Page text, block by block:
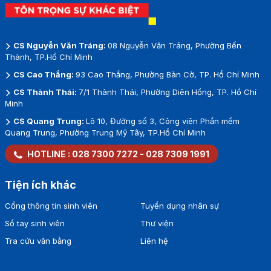
CS Nguyễn Văn Tráng: 08 Nguyễn Văn Tráng, Phường Bến
Thành, TP.Hồ Chí Minh
CS Cao Thắng: 93 Cao Thắng, Phường Bàn Cờ, TP. Hồ Chí Minh
CS Thành Thái: 7/1 Thành Thái, Phường Diên Hồng, TP. Hồ Chí
Minh
CS Quang Trung: Lô 10, Đường số 3, Công viên Phần mềm
Quang Trung, Phường Trung Mỹ Tây, TP.Hồ Chí Minh
HOTLINE : 028 7300 7272 - 028 7309 1991
Tiện ích khác
Cổng thông tin sinh viên
Sổ tay sinh viên
Tra cứu văn bằng
Tuyển dụng nhân sự
Thư viện
Liên hệ